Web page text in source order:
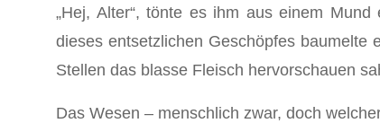
„Hej, Alter“, tönte es ihm aus einem
dieses entsetzlichen Geschöpfes
Stellen das blasse Fleisch hervorschauen
Das Wesen – menschlich zwar, doch